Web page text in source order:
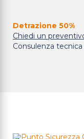
Detrazione 50%
Chiedi un
Consulenza